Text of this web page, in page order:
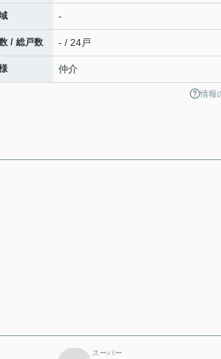
-
/ 総戸数 - / 24戸
仲介
情報
スーパー